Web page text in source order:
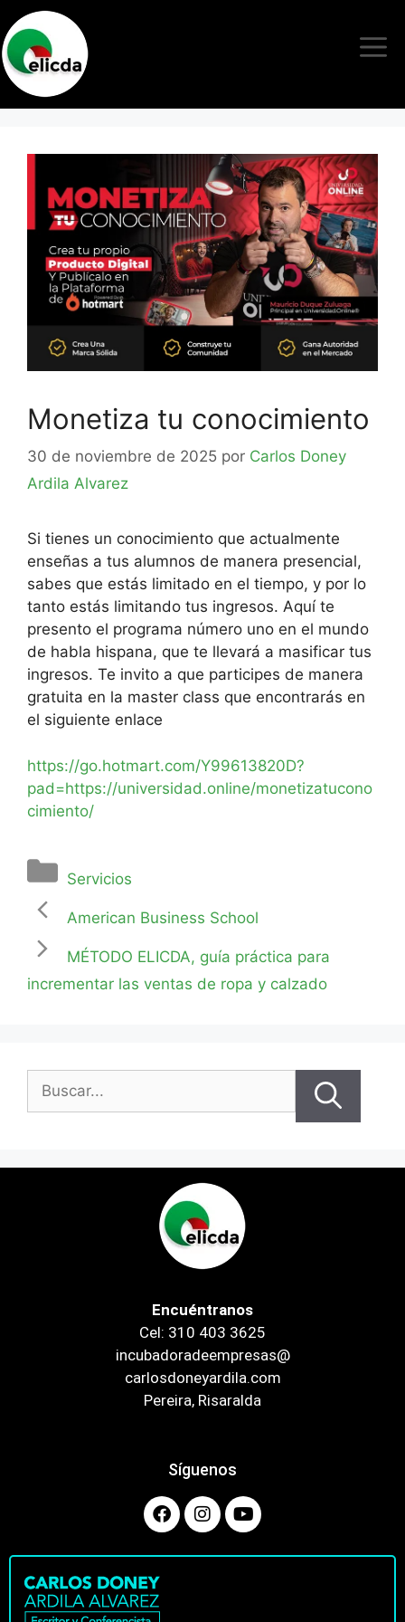
Monetiza tu conocimiento
30 de noviembre de 2025 por Carlos Doney
Ardila Alvarez
Si tienes un conocimiento que actualmente
enseñas a tus alumnos de manera presencial,
sabes que estás limitado en el tiempo, y por lo
tanto estás limitando tus ingresos. Aquí te
presento el programa número uno en el mundo
de habla hispana, que te llevará a masificar tus
ingresos. Te invito a que participes de manera
gratuita en la master class que encontrarás en
el siguiente enlace
https://go.hotmart.com/Y99613820D?
pad=https://universidad.online/monetizatucono
cimiento/
Servicios
American Business School
MÉTODO ELICDA, guía práctica para
incrementar las ventas de ropa y calzado
Encuéntranos
Cel: 310 403 3625
incubadoradeempresas@
carlosdoneyardila.com
Pereira, Risaralda
Síguenos